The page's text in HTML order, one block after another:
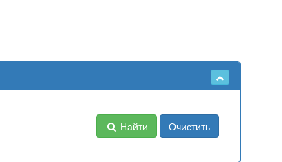
Найти
Очистить